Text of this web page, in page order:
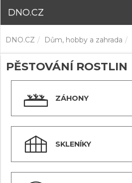
DNO.CZ
DNO.CZ Dům, hobby a zahrada
PĚSTOVÁNÍ ROSTLIN
ZÁHONY
SKLENÍKY